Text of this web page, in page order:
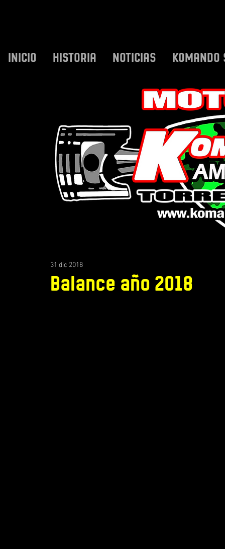
INICIO HISTORIA NOTICIAS KOMANDO
Balance año 2018
31 dic 2018